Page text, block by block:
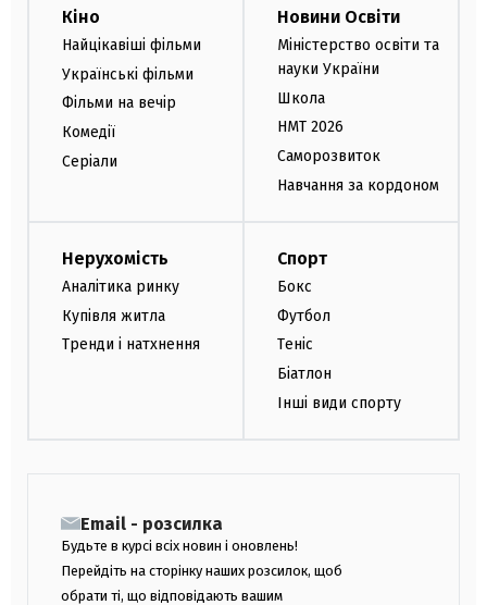
Кіно
Найцікавіші фільми
Українські фільми
Фільми на вечір
Комедії
Серіали
Новини Освіти
Міністерство освіти та
науки України
Школа
НМТ 2026
Саморозвиток
Навчання за кордоном
Нерухомість
Аналітика ринку
Купівля житла
Тренди і натхнення
Спорт
Бокс
Футбол
Теніс
Біатлон
Інші види спорту
Email - розсилка
Будьте в курсі всіх новин і оновлень!
Перейдіть на сторінку наших розсилок, щоб
обрати ті, що відповідають вашим